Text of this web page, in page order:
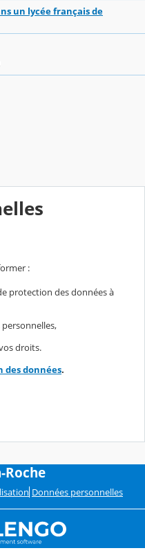
un lycée français de
:
protection des données à
droits.
données.
Roche
Données personnelles